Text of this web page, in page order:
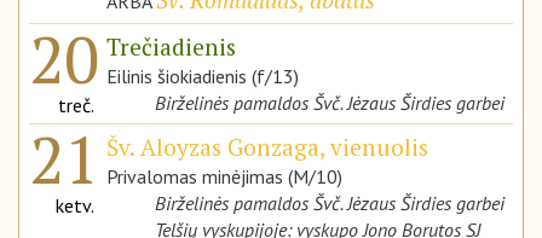
20
treč.
Trečiadienis
Eilinis šiokiadienis (f/13)
Birželinės pamaldos Švč. Jėzaus Širdies garbei
21
ketv.
Šv. Aloyzas Gonzaga, vienuolis
Privalomas minėjimas (M/10)
Birželinės pamaldos Švč. Jėzaus Širdies garbei
Telšių vyskupijoje: vyskupo Jono Borutos SJ